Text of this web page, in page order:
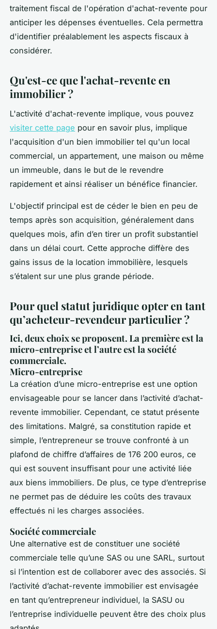
traitement fiscal de l'opération d'achat-revente pour
anticiper les dépenses éventuelles. Cela permettra
d'identifier préalablement les aspects fiscaux à
considérer.
Qu'est-ce que l'achat-revente en
immobilier ?
L'activité d'achat-revente implique, vous pouvez
visiter cette page pour en savoir plus, implique
l'acquisition d'un bien immobilier tel qu'un local
commercial, un appartement, une maison ou même
un immeuble, dans le but de le revendre
rapidement et ainsi réaliser un bénéfice financier.
L'objectif principal est de céder le bien en peu de
temps après son acquisition, généralement dans
quelques mois, afin d’en tirer un profit substantiel
dans un délai court. Cette approche diffère des
gains issus de la location immobilière, lesquels
s’étalent sur une plus grande période.
Pour quel statut juridique opter en tant
qu’acheteur-revendeur particulier ?
Ici, deux choix se proposent. La première est la
micro-entreprise et l’autre est la société
commerciale.
Micro-entreprise
La création d’une micro-entreprise est une option
envisageable pour se lancer dans l’activité d’achat-
revente immobilier. Cependant, ce statut présente
des limitations. Malgré, sa constitution rapide et
simple, l’entrepreneur se trouve confronté à un
plafond de chiffre d’affaires de 176 200 euros, ce
qui est souvent insuffisant pour une activité liée
aux biens immobiliers. De plus, ce type d’entreprise
ne permet pas de déduire les coûts des travaux
effectués ni les charges associées.
Société commerciale
Une alternative est de constituer une société
commerciale telle qu’une SAS ou une SARL, surtout
si l’intention est de collaborer avec des associés. Si
l’activité d’achat-revente immobilier est envisagée
en tant qu’entrepreneur individuel, la SASU ou
l’entreprise individuelle peuvent être des choix plus